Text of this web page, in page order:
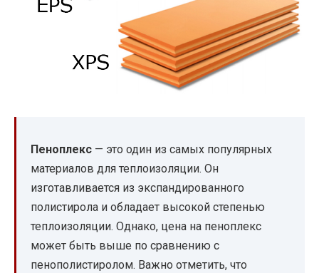
Пеноплекс — это один из самых популярных
материалов для теплоизоляции. Он
изготавливается из экспандированного
полистирола и обладает высокой степенью
теплоизоляции. Однако, цена на пеноплекс
может быть выше по сравнению с
пенополистиролом. Важно отметить, что